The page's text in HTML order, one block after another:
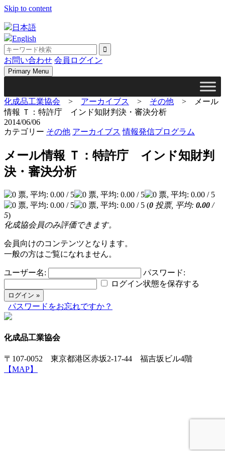
Skip to content
日本語
English
お問い合わせ 会員ログイン
Primary Menu
化成品工業協会 > アーカイブス > その他 >
メール
情報 Ｔ：特許庁 インド知財判決・審決分析
2014/06/06
カテゴリー その他 アーカイブス 情報発信プログラム
メール情報 Ｔ：特許庁 インド知財判
決・審決分析
(0 投票, 平均: 0.00 /
5)
化成協会員のみ評価できます。
会員向けのコンテンツとなります。
一般の方はご覧になれません。
ユーザー名:
パスワード:
ログイン状態を保存する
パスワードをお忘れですか？
化成品工業協会
〒107-0052 東京都港区赤坂2-17-44 福吉坂ビル4階
【MAP】